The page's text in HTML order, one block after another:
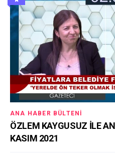
ANA HABER BÜLTENI
ÖZLEM KAYGUSUZ İLE
KASIM 2021